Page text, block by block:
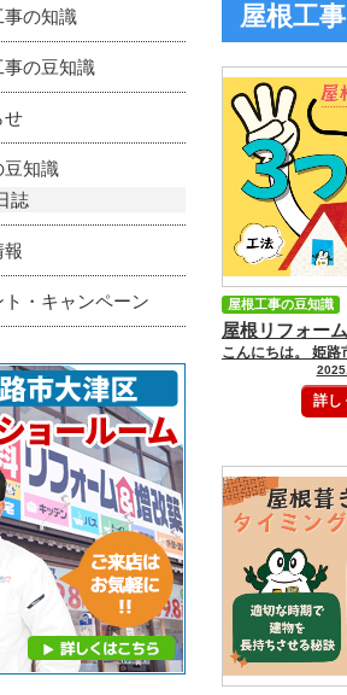
屋根工
詳し
屋根工事の豆知識
事の知識
事の豆知識
せ
豆知識
誌
報
ト・キャンペーン